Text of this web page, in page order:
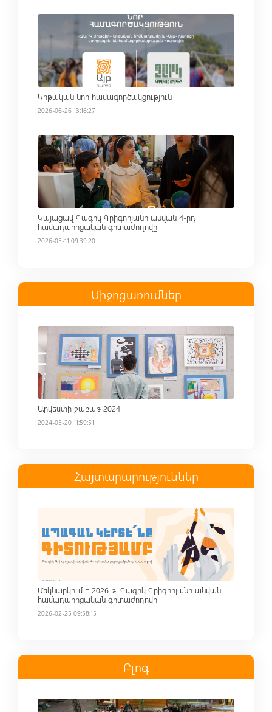
Read more
Կրթական նոր համագործակցություն
2026-06-26 13:16:27
Read more
Կայացավ Գագիկ Գրիգորյանի անվան 4-րդ
համադպրոցական գիտաժողովը
2026-05-11 09:39:20
Միջոցառումներ
Read more
Արվեստի շաբաթ 2024
2024-05-20 11:59:51
Հայտարարություններ
Մեկնարկում է 2026 թ. Գագիկ Գրիգորյանի անվան
համադպրոցական գիտաժողովը
2026-02-25 09:58:15
Բլոգ
Read more